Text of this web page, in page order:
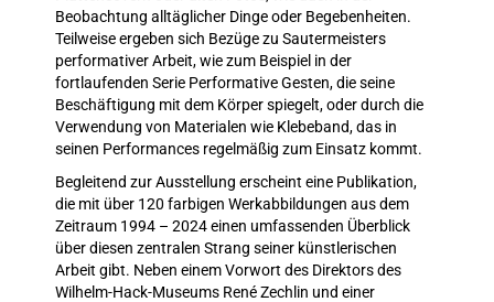
Beobachtung alltäglicher Dinge oder Begebenheiten.
Teilweise ergeben sich Bezüge zu Sautermeisters
performativer Arbeit, wie zum Beispiel in der
fortlaufenden Serie Performative Gesten, die seine
Beschäftigung mit dem Körper spiegelt, oder durch die
Verwendung von Materialen wie Klebeband, das in
seinen Performances regelmäßig zum Einsatz kommt.
Begleitend zur Ausstellung erscheint eine Publikation,
die mit über 120 farbigen Werkabbildungen aus dem
Zeitraum 1994 – 2024 einen umfassenden Überblick
über diesen zentralen Strang seiner künstlerischen
Arbeit gibt. Neben einem Vorwort des Direktors des
Wilhelm-Hack-Museums René Zechlin und einer